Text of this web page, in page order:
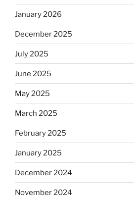
January 2026
December 2025
July 2025
June 2025
May 2025
March 2025
February 2025
January 2025
December 2024
November 2024